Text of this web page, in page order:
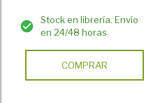
Stock en librería. Envío
en 24/48 horas
COMPRAR